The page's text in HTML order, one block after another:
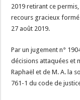
2019 retirant ce
recours gracieux
27 août 2019.
Par un jugement n°
décisions attaquées et
Raphaël et de M. A. la
761-1 du code de